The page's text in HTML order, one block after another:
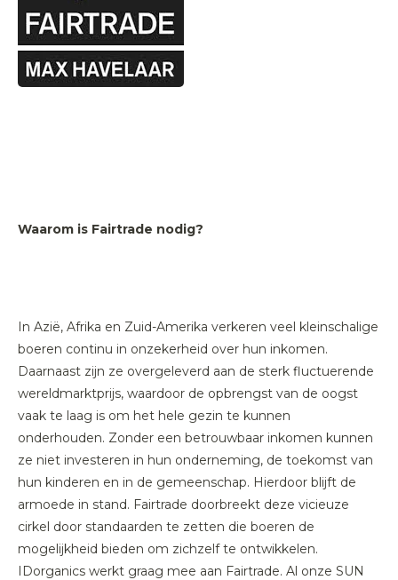
Waarom is Fairtrade nodig?
In Azië, Afrika en Zuid-Amerika verkeren veel kleinschalige
boeren continu in onzekerheid over hun inkomen.
Daarnaast zijn ze overgeleverd aan de sterk fluctuerende
wereldmarktprijs, waardoor de opbrengst van de oogst
vaak te laag is om het hele gezin te kunnen
onderhouden. Zonder een betrouwbaar inkomen kunnen
ze niet investeren in hun onderneming, de toekomst van
hun kinderen en in de gemeenschap. Hierdoor blijft de
armoede in stand. Fairtrade doorbreekt deze vicieuze
cirkel door standaarden te zetten die boeren de
mogelijkheid bieden om zichzelf te ontwikkelen.
IDorganics werkt graag mee aan Fairtrade. Al onze SUN